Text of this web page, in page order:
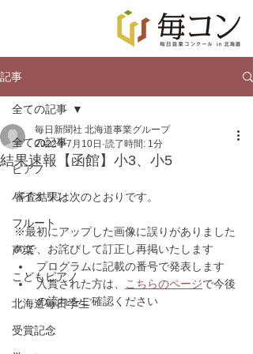
記事
全ての記事
ピアノ
バイオリン
フルート
声楽
こどもピアノ
北海道毎日学生
受賞記念
全ての記事
結果速報【函館】小3、小5
毎日新聞社 北海道事業グループ
2022年7月10日 読了時間: 1分
審査結果は次のとおりです。
※最初にアップした画像に誤りがありました
ので、お詫びして訂正し再掲いたします
プログラムに記載の番号で発表します
入賞された方は、
こちらのページで今後
の流れをご確認ください